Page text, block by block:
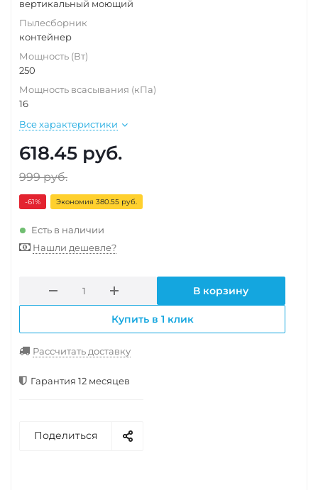
вертикальный моющий
Пылесборник
контейнер
Мощность (Вт)
250
Мощность всасывания (кПа)
16
Все характеристики
618.45 руб.
999руб.
-61% Экономия 380.55 руб.
Есть в наличии
Нашли дешевле?
В корзину
Купить в 1 клик
Рассчитать доставку
Гарантия 12 месяцев
Поделиться